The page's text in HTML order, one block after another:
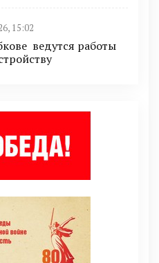
15:02
ведутся работы